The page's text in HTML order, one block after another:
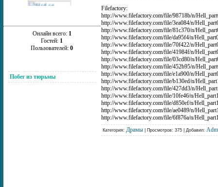
Онлайн всего: 1
Гостей: 1
Пользователей:0
Побег из тюрьмы
Filefactory:
http://www.filefactory.com/file/98718b/n/
http://www.filefactory.com/file/3ea084/n/
http://www.filefactory.com/file/81c370/n/
http://www.filefactory.com/file/da95f4/n/
http://www.filefactory.com/file/70f422/n/
http://www.filefactory.com/file/41984f/n/
http://www.filefactory.com/file/03cd80/n/
http://www.filefactory.com/file/452b95/n/
http://www.filefactory.com/file/e1a900/n/
http://www.filefactory.com/file/b130ed/n/
http://www.filefactory.com/file/427dd3/n/
http://www.filefactory.com/file/10fe46/n/
http://www.filefactory.com/file/d850ef/n/
http://www.filefactory.com/file/ae0489/n/
http://www.filefactory.com/file/6f876a/n/
Категория: Драмы | Просмотров: 375 | Добавил: